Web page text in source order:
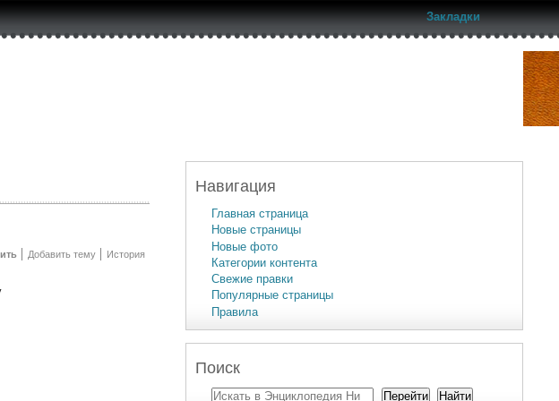
Закладки
Добавить тему История
Навигация
Главная страница
Новые страницы
Новые фото
Категории контента
Свежие правки
Популярные страницы
Правила
Поиск